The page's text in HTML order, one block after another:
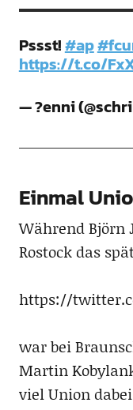
Pssst!#ap
https://t.co/
— ?enni
Einmal
Während Björn
Rostock das
https://
war bei
Martin
viel Union